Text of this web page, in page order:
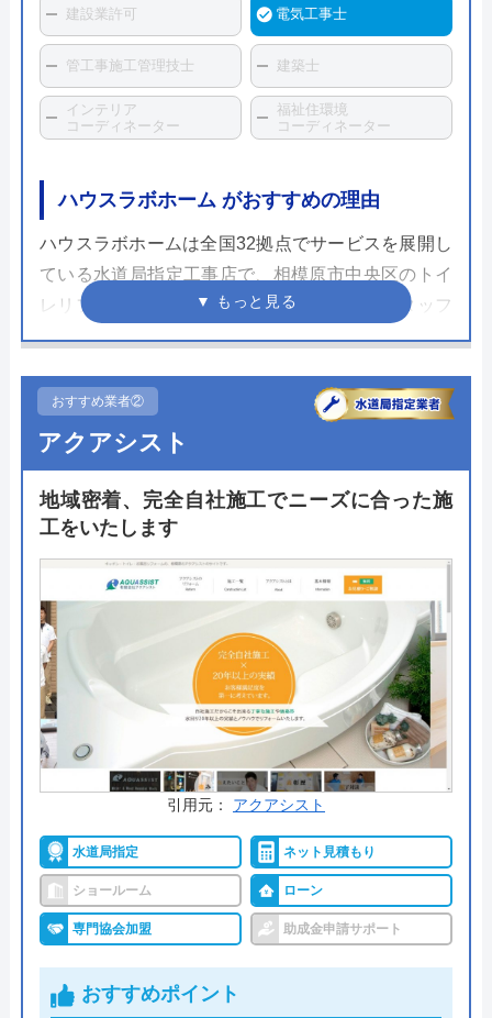
建設業許可 電気工事士
管工事施工管理技士 建築士
インテリア
コーディネーター
福祉住環境
コーディネーター
ハウスラボホーム がおすすめの理由
ハウスラボホームは全国32拠点でサービスを展開し
ている水道局指定工事店で、相模原市中央区のトイ
レリフォーム・交換にも対応しています。スタッフ
レベルが高く、個人宅だけでなく企業実績も豊富な
ホームページで表示されている価格は、商品代金・
工事費・処分費などすべてを含んだ最終金額となっ
ており、表示価格以外は一切かからないので安心で
す。
はかかせない「排水形式の確認」や「取付可能トイ
レの紹介」も無料で行ってくれるので、まずは気軽
に相談してみてはいかがでしょうか。
公式サイトで
料金詳細を見る
今すぐ電話で相談する
0120-221-611
ハウスラボホーム の基本情報
代表者 丸山英利
おすすめ業者②
アクアシスト
地域密着、完全自社施工でニーズに合った施
工をいたします
引用元： アクアシスト
水道局指定 ネット見積もり
ショールーム ローン
専門協会加盟 助成金申請サポート
おすすめポイント